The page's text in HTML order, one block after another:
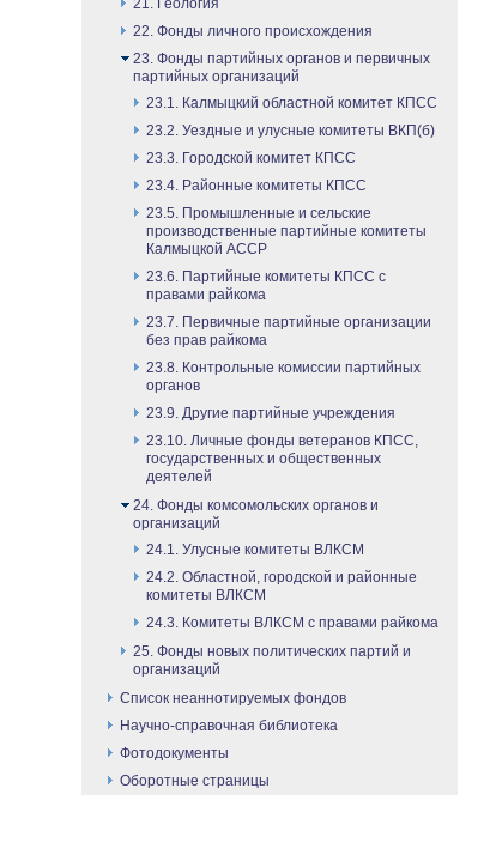
21. Геология
22. Фонды личного происхождения
23. Фонды партийных органов и первичных
партийных организаций
23.1. Калмыцкий областной комитет КПСС
23.2. Уездные и улусные комитеты ВКП(б)
23.3. Городской комитет КПСС
23.4. Районные комитеты КПСС
23.5. Промышленные и сельские
производственные партийные комитеты
Калмыцкой АССР
23.6. Партийные комитеты КПСС с
правами райкома
23.7. Первичные партийные организации
без прав райкома
23.8. Контрольные комиссии партийных
органов
23.9. Другие партийные учреждения
23.10. Личные фонды ветеранов КПСС,
государственных и общественных
деятелей
24. Фонды комсомольских органов и
организаций
24.1. Улусные комитеты ВЛКСМ
24.2. Областной, городской и районные
комитеты ВЛКСМ
24.3. Комитеты ВЛКСМ с правами райкома
25. Фонды новых политических партий и
организаций
Список неаннотируемых фондов
Научно-справочная библиотека
Фотодокументы
Оборотные страницы